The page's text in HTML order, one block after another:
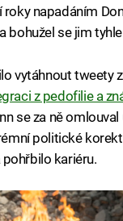
napadáním
bohužel se jim
vytáhnout tweety
z pedofilie a
se za ně
politické
kariéru.